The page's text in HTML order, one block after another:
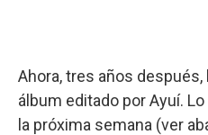
Ahora, tres años después,
álbum editado por Ayuí.
la próxima semana (ver